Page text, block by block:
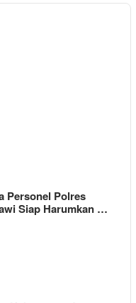
Personel Polres
Siap Harumkan …